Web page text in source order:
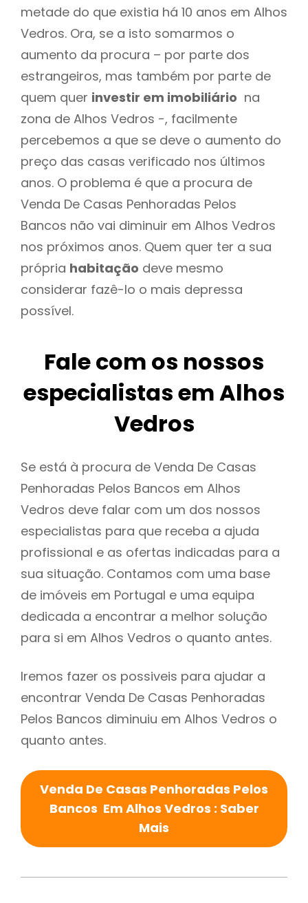
metade do que existia há 10 anos em Alhos
Vedros. Ora, se a isto somarmos o
aumento da procura – por parte dos
estrangeiros, mas também por parte de
quem quer investir em imobiliário na
zona de Alhos Vedros -, facilmente
percebemos a que se deve o aumento do
preço das casas verificado nos últimos
anos. O problema é que a procura de
Venda De Casas Penhoradas Pelos
Bancos não vai diminuir em Alhos Vedros
nos próximos anos. Quem quer ter a sua
própria habitação deve mesmo
considerar fazê-lo o mais depressa
possível.
Fale com os nossos
especialistas em Alhos
Vedros
Se está à procura de Venda De Casas
Penhoradas Pelos Bancos em Alhos
Vedros deve falar com um dos nossos
especialistas para que receba a ajuda
profissional e as ofertas indicadas para a
sua situação. Contamos com uma base
de imóveis em Portugal e uma equipa
dedicada a encontrar a melhor solução
para si em Alhos Vedros o quanto antes.
Iremos fazer os possiveis para ajudar a
encontrar Venda De Casas Penhoradas
Pelos Bancos diminuiu em Alhos Vedros o
quanto antes.
Venda De Casas Penhoradas Pelos
Bancos Em Alhos Vedros : Saber
Mais